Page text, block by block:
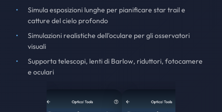
Simula esposizioni lunghe per pianificare star trail e
catture del cielo profondo
Simulazioni realistiche dell'oculare per gli osservatori
visuali
Supporta telescopi, lenti di Barlow, riduttori, fotocamere
e oculari